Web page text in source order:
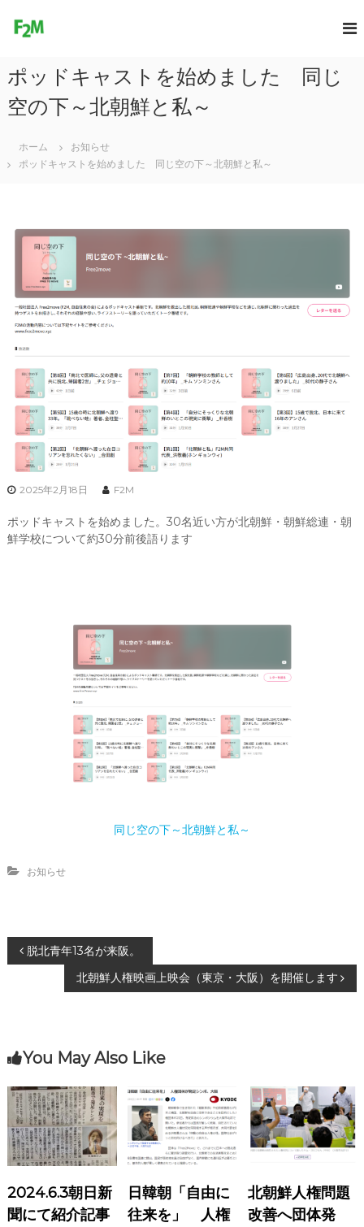
ツ
ス
プ
e
e
2
o
v
ポッドキャストを始めました 同じ
空の下～北朝鮮と私～
ホーム
お知らせ
ポッドキャストを始めました 同じ空の下～北朝鮮と私～
2025年2月18日 F2M
ポッドキャストを始めました。30名近い方が北朝鮮・朝鮮総連・朝
鮮学校について約30分前後語ります
同じ空の下～北朝鮮と私～
お知らせ
投
ビ
ゲ
ー
シ
ョ
脱北青年13名が来阪。
北朝鮮人権映画上映会（東京・大阪）を開催します
You May Also Like
2024.6.3朝日新
聞にて紹介記事
日韓朝「自由に
往来を」 人権
北朝鮮人権問題
改善へ団体発